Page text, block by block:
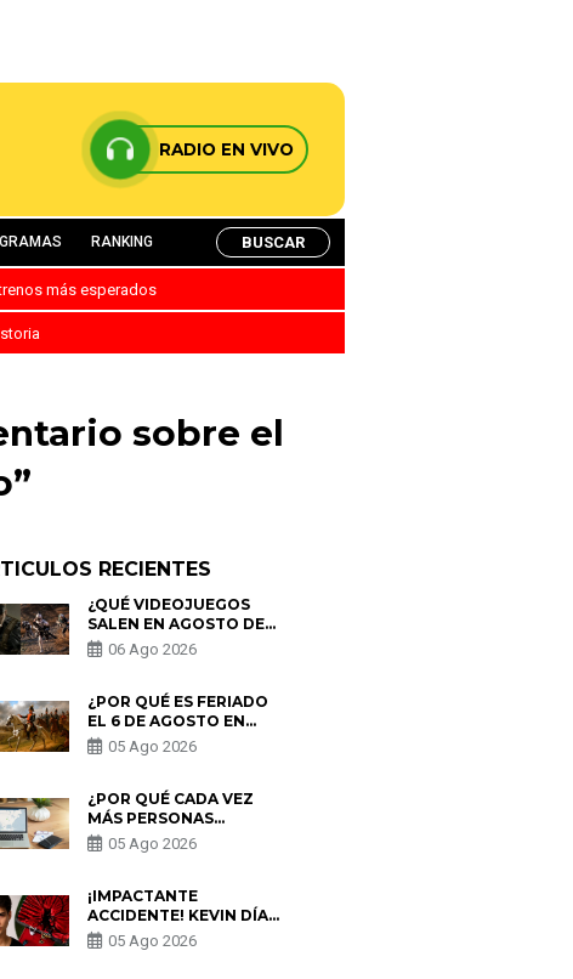
RADIO EN VIVO
RANKING BUSCAR
más esperados
sobre el
RECIENTES
¿QUÉ VIDEOJUEGOS
SALEN EN AGOSTO DE
2026? ESTOS SON LOS
ESTRENOS MÁS
06 Ago 2026
¿POR QUÉ ES FERIADO
EL 6 DE AGOSTO EN
PERÚ? ESTA ES LA
HISTORIA
05 Ago 2026
¿POR QUÉ CADA VEZ
MÁS PERSONAS
UTILIZAN UNA VPN
PARA PROTEGER SU
05 Ago 2026
¡IMPACTANTE
ACCIDENTE! KEVIN DÍAZ
CAE DESDE OCHO
METROS EN “ESTO ES
05 Ago 2026